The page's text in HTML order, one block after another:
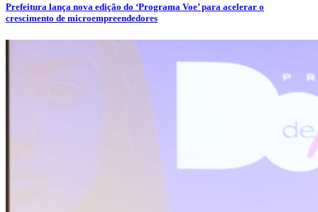
Prefeitura lança nova edição do ‘Programa Voe’ para acelerar o
crescimento de microempreendedores